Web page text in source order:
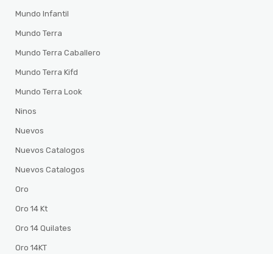
Mundo Infantil
Mundo Terra
Mundo Terra Caballero
Mundo Terra Kifd
Mundo Terra Look
Ninos
Nuevos
Nuevos Catalogos
Nuevos Catalogos
Oro
Oro 14 Kt
Oro 14 Quilates
Oro 14KT